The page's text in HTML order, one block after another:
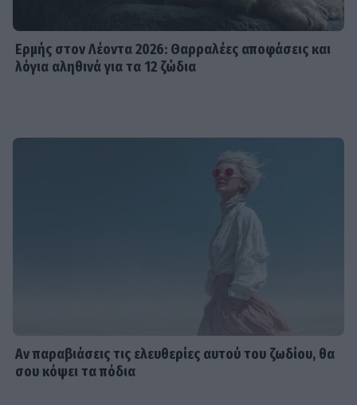
Ερμής στον Λέοντα 2026: Θαρραλέες αποφάσεις και
λόγια αληθινά για τα 12 ζώδια
Αν παραβιάσεις τις ελευθερίες αυτού του ζωδίου, θα
σου κόψει τα πόδια